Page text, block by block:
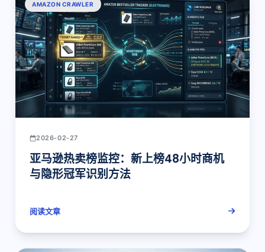
AMAZON CRAWLER
2026-02-27
亚马逊热卖榜监控：新上榜48小时商机
与隐形冠军识别方法
阅读文章